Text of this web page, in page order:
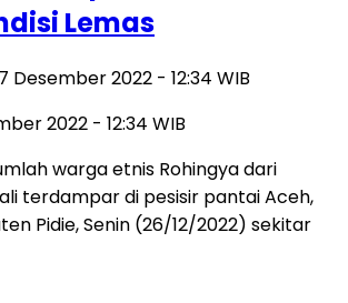
Lemas
Desember 2022 - 12:34 WIB
2022 - 12:34 WIB
warga etnis Rohingya dari
terdampar di pesisir pantai Aceh,
Pidie, Senin (26/12/2022) sekitar